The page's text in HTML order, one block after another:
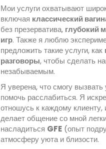
Мои услуги охватывают
включая классический
без презерватива, глубокий
игр. Также я люблю
предложить такие услуги, как
разговоры, чтобы сделать
незабываемым.
Я уверена, что смогу
помочь расслабиться. Я
отношусь к каждому
делает общение со мной
насладиться GFE (опыт
атмосферу уюта и близости.